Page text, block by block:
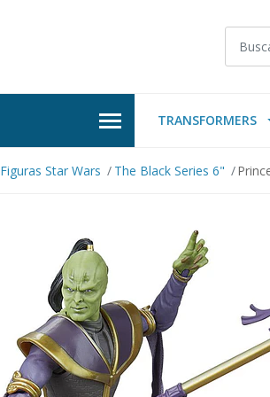
TRANSFORMERS
Figuras Star Wars The Black Series 6"